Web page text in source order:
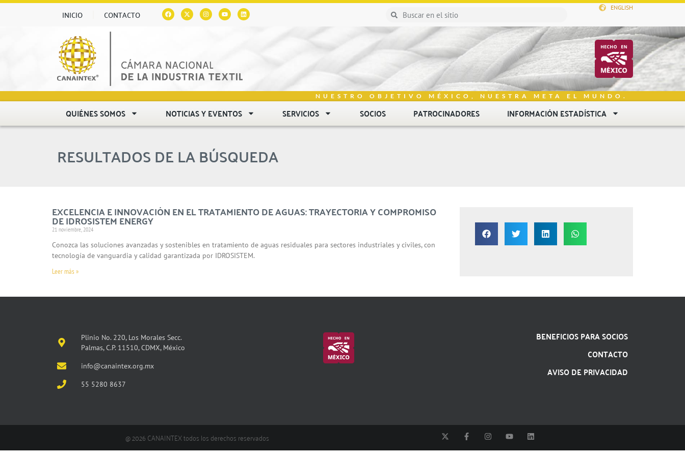
INICIO CONTACTO
ENGLISH
NUESTRO OBJETIVO MÉXICO, NUESTRA META EL MUNDO.
QUIÉNES SOMOS NOTICIAS Y EVENTOS SERVICIOS SOCIOS PATROCINADORES INFORMACIÓN ESTADÍSTICA
RESULTADOS DE LA BÚSQUEDA
EXCELENCIA E INNOVACIÓN EN EL TRATAMIENTO DE AGUAS: TRAYECTORIA Y COMPROMISO
DE IDROSISTEM ENERGY
21 noviembre, 2024
Conozca las soluciones avanzadas y sostenibles en tratamiento de aguas residuales para sectores industriales y civiles, con
tecnología de vanguardia y calidad garantizada por IDROSISTEM.
Leer más »
Plinio No. 220, Los Morales Secc.
Palmas, C.P. 11510, CDMX, México
info@canaintex.org.mx
55 5280 8637
BENEFICIOS PARA SOCIOS
CONTACTO
AVISO DE PRIVACIDAD
@ 2026 CANAINTEX todos los derechos reservados